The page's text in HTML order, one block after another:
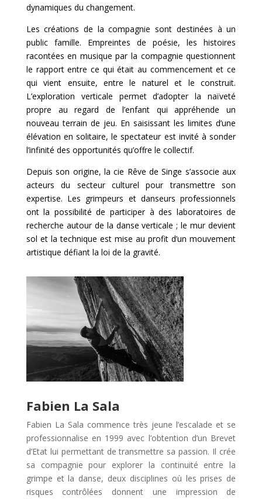
dynamiques du changement.
Les créations de la compagnie sont destinées à un
public famille. Empreintes de poésie, les histoires
racontées en musique par la compagnie questionnent
le rapport entre ce qui était au commencement et ce
qui vient ensuite, entre le naturel et le construit.
L’exploration verticale permet d’adopter la naïveté
propre au regard de l’enfant qui appréhende un
nouveau terrain de jeu. En saisissant les limites d’une
élévation en solitaire, le spectateur est invité à sonder
l’infinité des opportunités qu’offre le collectif.
Depuis son origine, la cie Rêve de Singe s’associe aux
acteurs du secteur culturel pour transmettre son
expertise. Les grimpeurs et danseurs professionnels
ont la possibilité de participer à des laboratoires de
recherche autour de la danse verticale ; le mur devient
sol et la technique est mise au profit d’un mouvement
artistique défiant la loi de la gravité.
Fabien La Sala
Fabien La Sala commence très jeune l’escalade et se
professionnalise en 1999 avec l’obtention d’un Brevet
d’Etat lui permettant de transmettre sa passion. Il crée
sa compagnie pour explorer la continuité entre la
grimpe et la danse, deux disciplines où les prises de
risques contrôlées donnent une impression de